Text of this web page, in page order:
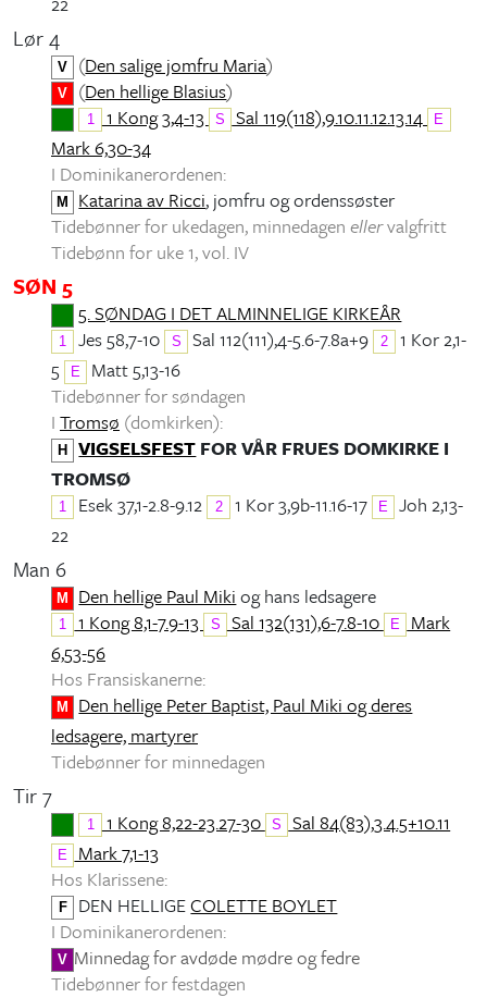
Lør 4
V (Den salige jomfru Maria)
V (Den hellige Blasius)
1 1 Kong 3,4-13 S Sal 119(118),9.10.11.12.13.14 E
Mark 6,30-34
I Dominikanerordenen:
M Katarina av Ricci, jomfru og ordenssøster
Tidebønner for ukedagen, minnedagen ellervalgfritt
Tidebønn for uke 1, vol. IV
SØN 5
5. SØNDAG I DET ALMINNELIGE KIRKEÅR
1 Jes 58,7-10 S Sal 112(111),4-5.6-7.8a+9 2
1 Kor 2,1-
5
E
Matt 5,13-16
Tidebønner for søndagen
I Tromsø (domkirken):
H VIGSELSFEST FOR VÅR FRUES DOMKIRKE I
TROMSØ
1 Esek 37,1-2.8-9.12 2 1 Kor 3,9b-11.16-17 E
Joh 2,13-
22
Man 6
M Den hellige Paul Miki og hans ledsagere
1 1 Kong 8,1-7.9-13 S Sal 132(131),6-7.8-10 E
Mark
6,53-56
Hos Fransiskanerne:
M
Den hellige Peter Baptist, Paul Miki og deres
ledsagere, martyrer
Tidebønner for minnedagen
Tir 7
1 1 Kong 8,22-23.27-30 S Sal 84(83),3.4.5+10.11
E
Mark 7,1-13
Hos Klarissene:
F DEN HELLIGECOLETTE BOYLET
I Dominikanerordenen:
V Minnedag for avdøde mødre og fedre
Tidebønner for festdagen